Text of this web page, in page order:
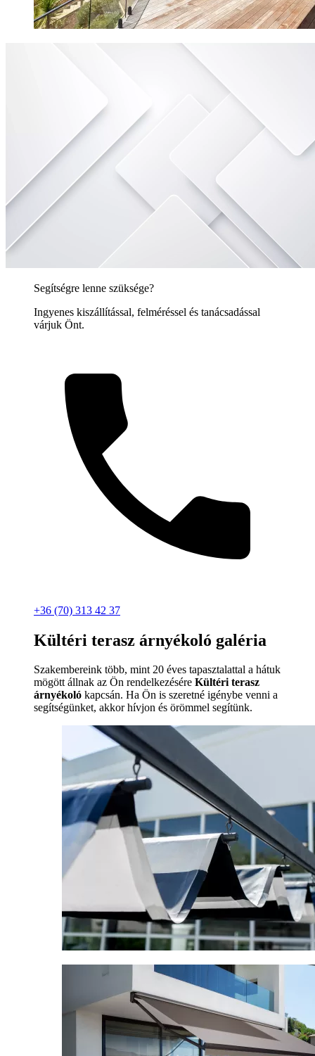
Segítségre lenne szüksége?
Ingyenes kiszállítással, felméréssel és tanácsadással
várjuk Önt.
+36 (70) 313 42 37
Kültéri terasz árnyékoló galéria
Szakembereink több, mint 20 éves tapasztalattal a hátuk
mögött állnak az Ön rendelkezésére Kültéri terasz
árnyékoló kapcsán. Ha Ön is szeretné igénybe venni a
segítségünket, akkor hívjon és örömmel segítünk.